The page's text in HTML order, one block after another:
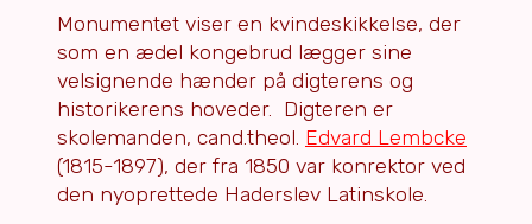
Monumentet viser en kvindeskikkelse, der
som en ædel kongebrud lægger sine
velsignende hænder på digterens og
historikerens hoveder. Digteren er
skolemanden, cand.theol. Edvard Lembcke
(1815-1897), der fra 1850 var konrektor ved
den nyoprettede Haderslev Latinskole.